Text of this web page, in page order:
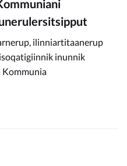
ilinniartitaanerup
inunnik